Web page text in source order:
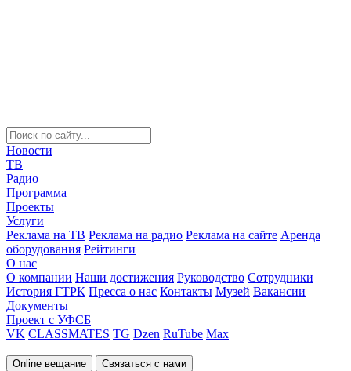
Новости
ТВ
Радио
Программа
Проекты
Услуги
Реклама на ТВ Реклама на радио Реклама на сайте Аренда
оборудования Рейтинги
О нас
О компании Наши достижения Руководство Сотрудники
История ГТРК Пресса о нас Контакты Музей Вакансии
Документы
Проект с УФСБ
VK CLASSMATES TG Dzen RuTube Max
Online вещание Связаться с нами